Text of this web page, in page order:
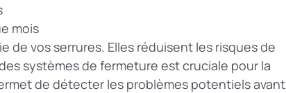
mois
vos serrures. Elles réduisent les risques de
systèmes de fermeture est cruciale pour la
de détecter les problèmes potentiels avant